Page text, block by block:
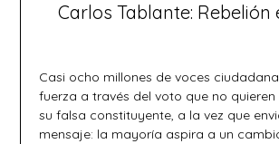
Carlos Tablante: Rebelión
Casi ocho millones de voces
fuerza a través del voto que no
su falsa constituyente, a la vez que
mensaje: la mayoría aspira a un